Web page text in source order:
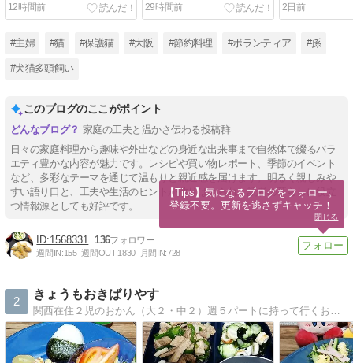
12時間前
29時間前
2日前
#主婦 #猫 #保護猫 #大阪 #節約料理 #ボランティア #孫
#犬猫多頭飼い
このブログのここがポイント
家庭の工夫と温かさ伝わる投稿群
日々の家庭料理から趣味や外出などの身近な出来事まで自然体で綴るバラ
エティ豊かな内容が魅力です。レシピや買い物レポート、季節のイベント
など、多彩なテーマを通じて温もりと親近感を届けます。明るく親しみや
すい語り口と、工夫や生活のヒントが散りばめられ、読者の暮らしに役立
つ情報源としても好評です。
1568331 136
週間IN:155 週間OUT:1830 月間IN:728
2
きょうもおきばりやす
関西在住２児のおかん（大２・中２）週５パートに持って行くお弁当や子どもの話 話す相手がいないのでブログに綴っていますリウマチ治療中５年目
【Tips】気になるブログをフォロー。
登録不要。更新を逃さずキャッチ！
閉じる